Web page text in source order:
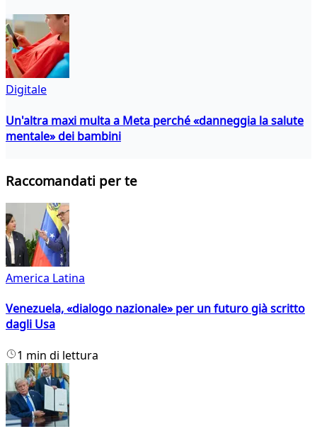
Digitale
Un'altra maxi multa a Meta perché «danneggia la salute
mentale» dei bambini
Raccomandati per te
America Latina
Venezuela, «dialogo nazionale» per un futuro già scritto
dagli Usa
1 min di lettura